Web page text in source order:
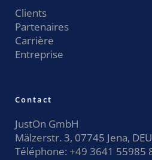
Clients
Partenaires
Carrière
Entreprise
Contact
JustOn GmbH
Mälzerstr. 3, 07745 Jena, DEU
Téléphone: +49 3641 55985